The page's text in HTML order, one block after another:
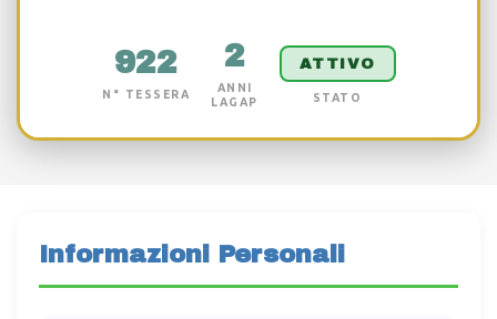
922
N° TESSERA
2
ANNI
LAGAP
ATTIVO
STATO
Informazioni Personali